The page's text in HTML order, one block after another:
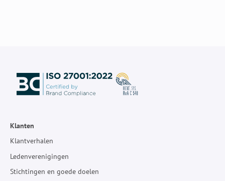
Klanten
Klantverhalen
Ledenverenigingen
Stichtingen en goede doelen